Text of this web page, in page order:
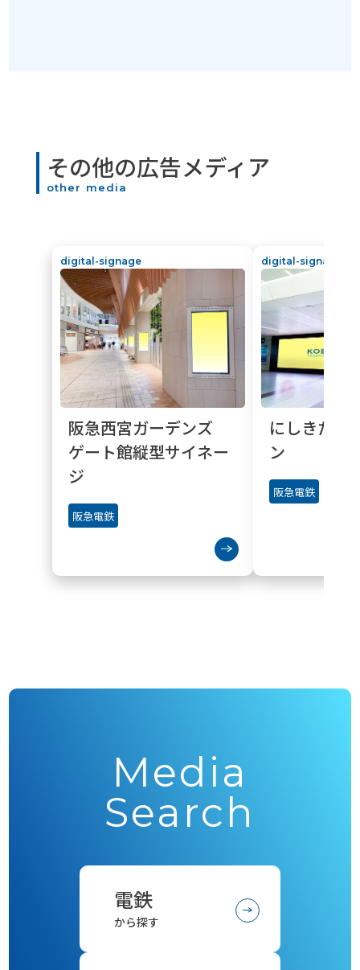
その他の広告メディア
other media
digital-signage
阪急西宮ガーデンズ
ゲート館縦型サイネー
ジ
阪急電鉄
digital-signage
にしきたワ
ン
阪急電鉄
Media
Search
電鉄
から探す